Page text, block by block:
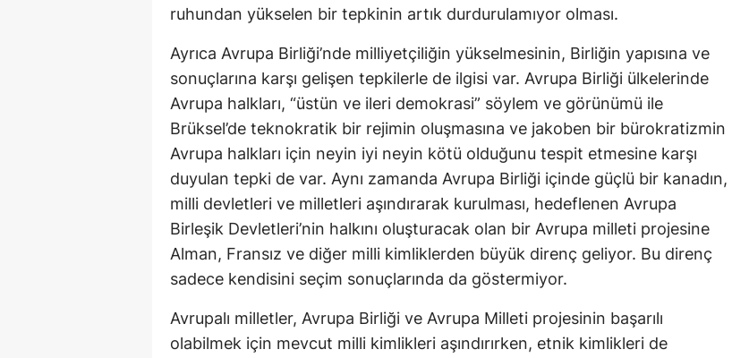
ruhundan yükselen bir tepkinin artık durdurulamıyor olması.
Ayrıca Avrupa Birliği’nde milliyetçiliğin yükselmesinin, Birliğin yapısına ve
sonuçlarına karşı gelişen tepkilerle de ilgisi var. Avrupa Birliği ülkelerinde
Avrupa halkları, “üstün ve ileri demokrasi” söylem ve görünümü ile
Brüksel’de teknokratik bir rejimin oluşmasına ve jakoben bir bürokratizmin
Avrupa halkları için neyin iyi neyin kötü olduğunu tespit etmesine karşı
duyulan tepki de var. Aynı zamanda Avrupa Birliği içinde güçlü bir kanadın,
milli devletleri ve milletleri aşındırarak kurulması, hedeflenen Avrupa
Birleşik Devletleri’nin halkını oluşturacak olan bir Avrupa milleti projesine
Alman, Fransız ve diğer milli kimliklerden büyük direnç geliyor. Bu direnç
sadece kendisini seçim sonuçlarında da göstermiyor.
Avrupalı milletler, Avrupa Birliği ve Avrupa Milleti projesinin başarılı
olabilmek için mevcut milli kimlikleri aşındırırken, etnik kimlikleri de